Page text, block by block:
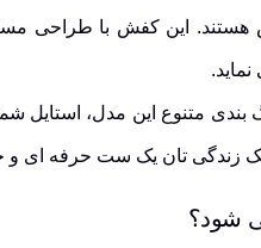
و استایل خاص هستند. این کفش
متنوع این مدل، استایل
زندگی تان یک ست حرفه ای و